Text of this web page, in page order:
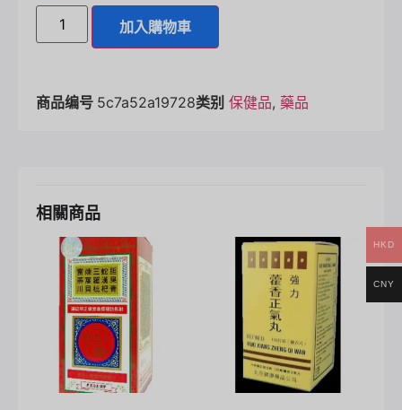
加入購物車
商品编号 5c7a52a19728类别 保健品, 藥品
相關商品
HKD
CNY